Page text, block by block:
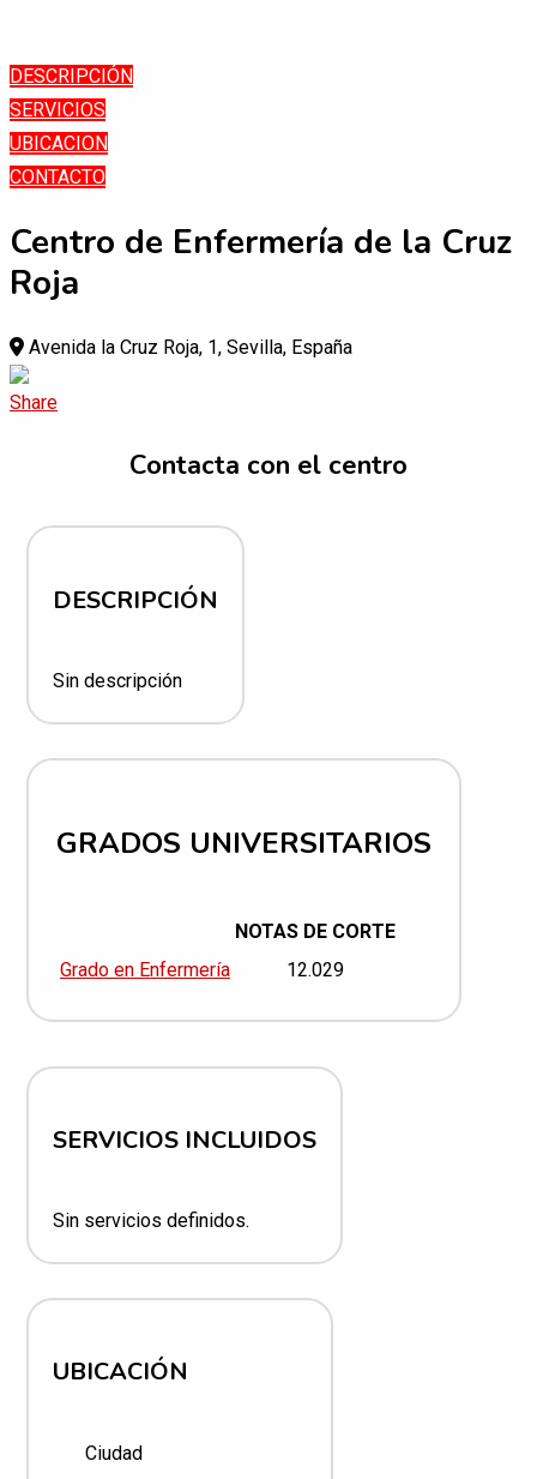
Skip
to
content
DESCRIPCIÓN
SERVICIOS
UBICACION
CONTACTO
Centro de Enfermería de la Cruz
Roja
Avenida la Cruz Roja, 1, Sevilla, España
Contacta con el centro
DESCRIPCIÓN
Sin descripción
GRADOS UNIVERSITARIOS
NOTAS DE CORTE
Grado en Enfermería
12.029
SERVICIOS INCLUIDOS
Sin servicios definidos.
UBICACIÓN
Ciudad